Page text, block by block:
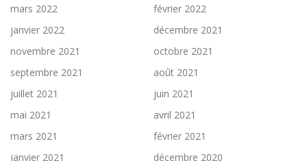
mars 2022
février 2022
janvier 2022
décembre 2021
novembre 2021
octobre 2021
septembre 2021
août 2021
juillet 2021
juin 2021
mai 2021
avril 2021
mars 2021
février 2021
janvier 2021
décembre 2020